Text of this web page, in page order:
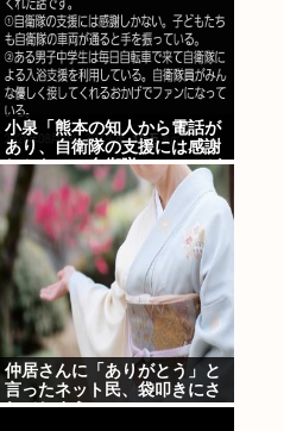
小泉「熊本の知人から電話が
あり、自衛隊の支援には感謝
しかない、自衛隊のファンが
増えてるとのこと 」
仲居さんに「ありがとう」と
言ったネット民、袋叩きにさ
れてしまう…